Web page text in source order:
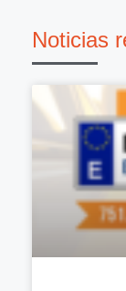
Noticias